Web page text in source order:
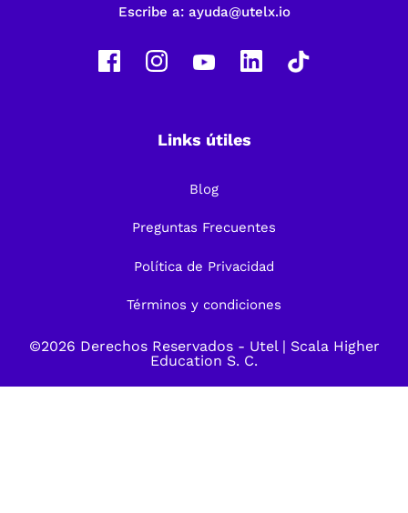
Escribe a: ayuda@utelx.io
Links útiles
Blog
Preguntas Frecuentes
Política de Privacidad
Términos y condiciones
©2026 Derechos Reservados - Utel | Scala Higher
Education S. C.